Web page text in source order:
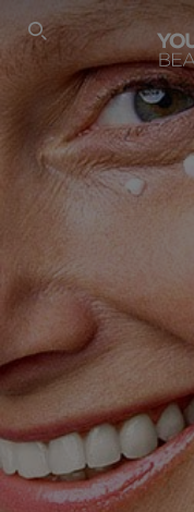
SEARCH THIS SITE